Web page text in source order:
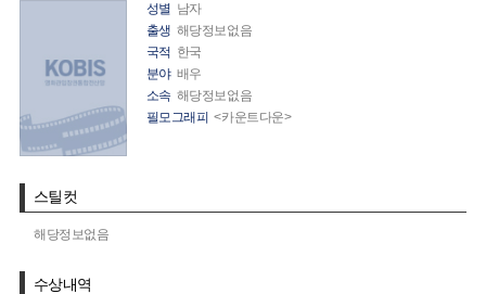
성별 남자
출생 해당정보없음
국적 한국
분야 배우
소속 해당정보없음
필모그래피 <카운트다운>
스틸컷
해당정보없음
수상내역